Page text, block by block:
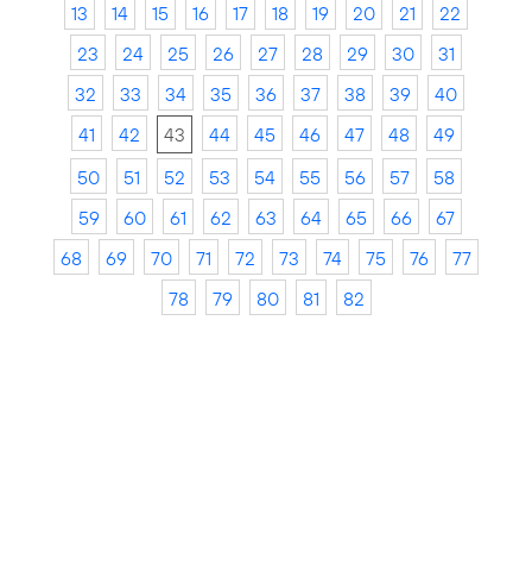
13
14 15 16 17 18 19 20 21
22
23
24 25 26 27 28 29 30
31
32
33 34 35 36 37 38 39
40
41
42 43 44 45 46 47 48
49
50
51 52 53 54 55 56 57
58
59
60 61 62 63 64 65 66
67
68
69 70 71 72 73 74 75 76
77
78
79 80 81 82